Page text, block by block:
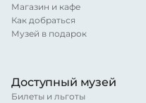
Магазин и кафе
Как добраться
Музей в подарок
Доступный музей
Билеты и льготы